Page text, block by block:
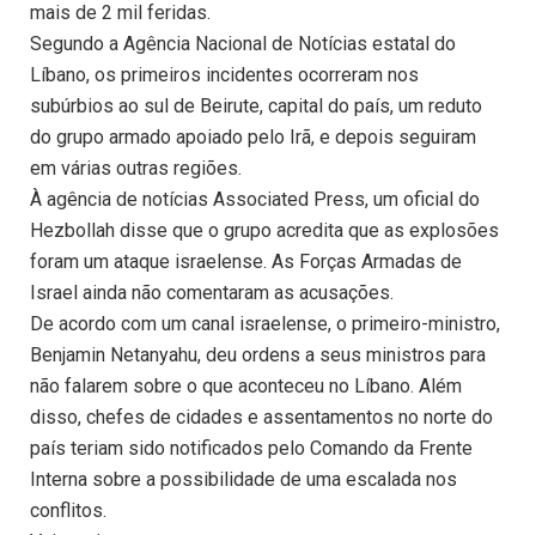
mais de 2 mil feridas.
Segundo a Agência Nacional de Notícias estatal do
Líbano, os primeiros incidentes ocorreram nos
subúrbios ao sul de Beirute, capital do país, um reduto
do grupo armado apoiado pelo Irã, e depois seguiram
em várias outras regiões.
À agência de notícias Associated Press, um oficial do
Hezbollah disse que o grupo acredita que as explosões
foram um ataque israelense. As Forças Armadas de
Israel ainda não comentaram as acusações.
De acordo com um canal israelense, o primeiro-ministro,
Benjamin Netanyahu, deu ordens a seus ministros para
não falarem sobre o que aconteceu no Líbano. Além
disso, chefes de cidades e assentamentos no norte do
país teriam sido notificados pelo Comando da Frente
Interna sobre a possibilidade de uma escalada nos
conflitos.